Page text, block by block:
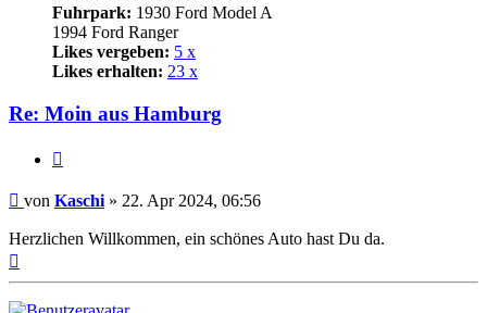
Fuhrpark: 1930 Ford Model A
1994 Ford Ranger
Likes vergeben: 5 x
Likes erhalten: 23 x
Re: Moin aus Hamburg
Beitrag
von Kaschi » 22. Apr 2024, 06:56
Herzlichen Willkommen, ein schönes Auto hast Du da.